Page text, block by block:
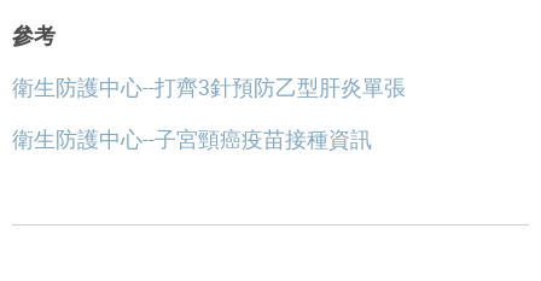
參考
衛生防護中心--打齊3針預防乙型肝炎單張
衛生防護中心--子宮頸癌疫苗接種資訊